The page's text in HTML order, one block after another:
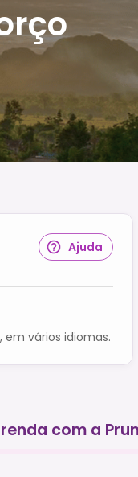
Ajuda
em vários idiomas.
com a